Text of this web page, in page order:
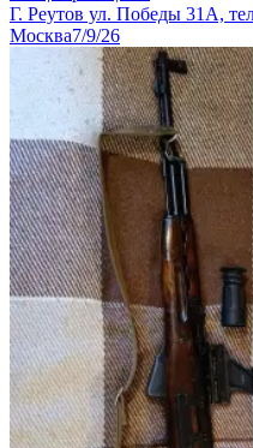
Г. Реутов ул. Победы 31А,
Москва7/9/26